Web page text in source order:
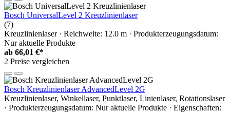
Bosch UniversalLevel 2 Kreuzlinienlaser
(7)
Kreuzlinienlaser · Reichweite: 12.0 m · Produkterzeugungsdatum:
Nur aktuelle Produkte
ab 66,01 €*
2 Preise vergleichen
Bosch Kreuzlinienlaser AdvancedLevel 2G
Kreuzlinienlaser, Winkellaser, Punktlaser, Linienlaser, Rotationslaser
· Produkterzeugungsdatum: Nur aktuelle Produkte · Eigenschaften: